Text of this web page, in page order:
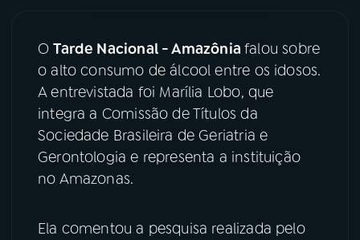
FESTIVAL DE MÚSICA
ACOMPANHE A RÁDIO NACIONAL
YouTube
OTarde Nacional - Amazôniafalou sobre
o alto consumo de álcool entre os idosos.
A entrevistada foi Marília Lobo, que
integra a Comissão de Títulos da
Sociedade Brasileira de Geriatria e
Gerontologia e representa a instituição
no Amazonas.
Ela comentou a pesquisa realizada pelo